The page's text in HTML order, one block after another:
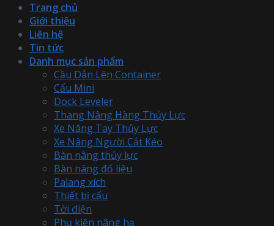
Trang chủ
Giới thiệu
Liên hệ
Tin tức
Danh mục sản phẩm
Cầu Dẫn Lên Container
Cẩu Mini
Dock Leveler
Thang Nâng Hàng Thủy Lực
Xe Nâng Tay Thủy Lực
Xe Nâng Người Cắt Kéo
Bàn nâng thủy lực
Bàn nâng đổ liệu
Palang xích
Thiết bị cẩu
Tời điện
Phụ kiện nâng hạ